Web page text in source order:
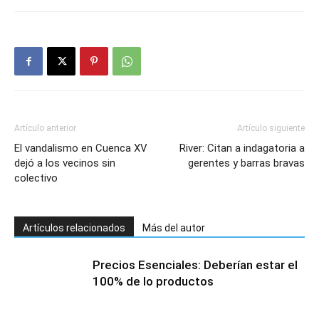
Artículo anterior
El vandalismo en Cuenca XV
dejó a los vecinos sin
colectivo
Artículo siguiente
River: Citan a indagatoria a
gerentes y barras bravas
Artículos relacionados Más del autor
Precios Esenciales: Deberían estar el
100% de lo productos